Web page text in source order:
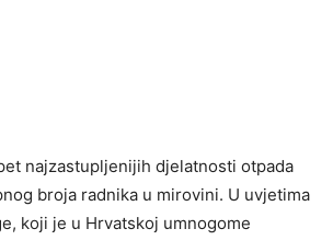
najzastupljenijih djelatnosti otpada
broja radnika u mirovini. U uvjetima
koji je u Hrvatskoj umnogome